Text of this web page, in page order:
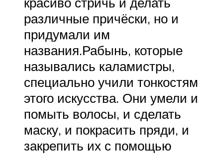
различные причёски, но и
придумали им
названия.Рабынь, которые
назывались каламистры,
специально учили тонкостям
этого искусства. Они умели и
помыть волосы, и сделать
маску, и покрасить пряди, и
закрепить их с помощью